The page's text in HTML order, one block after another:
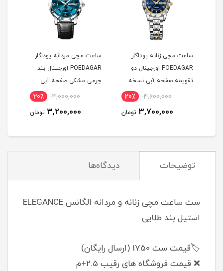
ساعت مچی زنانه پوداگار
POEDAGAR اورجينال دو
تقويمه صفحه آبی نسخه
4,600,000 20٪
3,700,000 تومان
ساعت مچی مردانه پوداگار
POEDAGAR اورجينال بند
چرمی مشکی صفحه آبی
نسخه اروپايی4,000,000 20٪
3,200,000 تومان
توضیحات دیدگاه‌ها
ست ساعت مچی زنانه و مردانه الگانس ELEGANCE
استیل بند طلایی
🏷️قیمت ست 1750 (ارسال رایگان)
❌ قیمت فروشگاه های رقیب 2.5+م